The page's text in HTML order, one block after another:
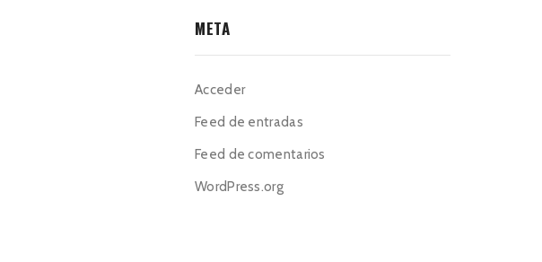
META
Acceder
Feed de entradas
Feed de comentarios
WordPress.org